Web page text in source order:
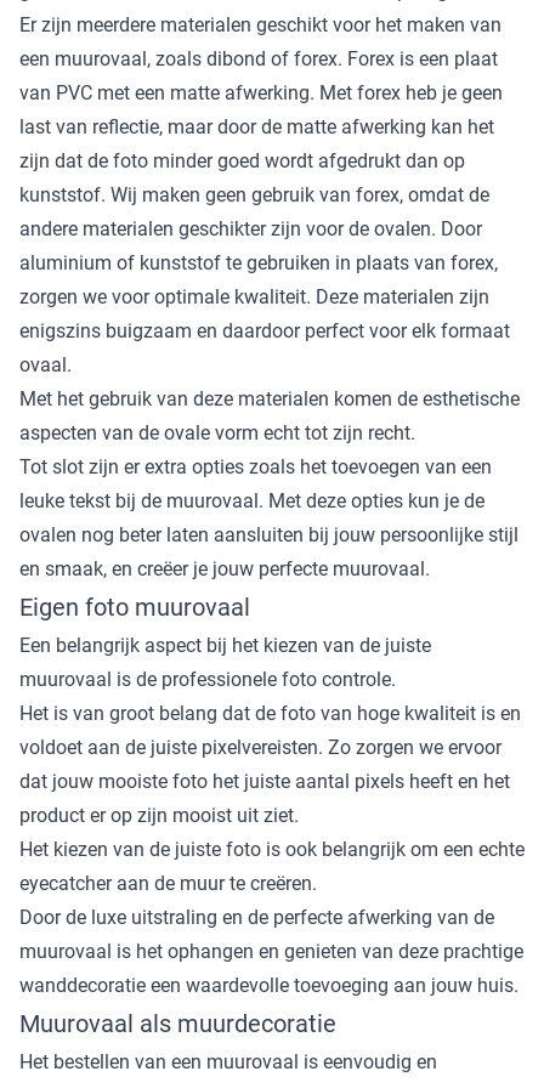
Er zijn meerdere materialen geschikt voor het maken van
een muurovaal, zoals dibond of forex. Forex is een plaat
van PVC met een matte afwerking. Met forex heb je geen
last van reflectie, maar door de matte afwerking kan het
zijn dat de foto minder goed wordt afgedrukt dan op
kunststof. Wij maken geen gebruik van forex, omdat de
andere materialen geschikter zijn voor de ovalen. Door
aluminium of kunststof te gebruiken in plaats van forex,
zorgen we voor optimale kwaliteit. Deze materialen zijn
enigszins buigzaam en daardoor perfect voor elk formaat
ovaal.
Met het gebruik van deze materialen komen de esthetische
aspecten van de ovale vorm echt tot zijn recht.
Tot slot zijn er extra opties zoals het toevoegen van een
leuke tekst bij de muurovaal. Met deze opties kun je de
ovalen nog beter laten aansluiten bij jouw persoonlijke stijl
en smaak, en creëer je jouw perfecte muurovaal.
Eigen foto muurovaal
Een belangrijk aspect bij het kiezen van de juiste
muurovaal is de professionele foto controle.
Het is van groot belang dat de foto van hoge kwaliteit is en
voldoet aan de juiste pixelvereisten. Zo zorgen we ervoor
dat jouw mooiste foto het juiste aantal pixels heeft en het
product er op zijn mooist uit ziet.
Het kiezen van de juiste foto is ook belangrijk om een echte
eyecatcher aan de muur te creëren.
Door de luxe uitstraling en de perfecte afwerking van de
muurovaal is het ophangen en genieten van deze prachtige
wanddecoratie een waardevolle toevoeging aan jouw huis.
Muurovaal als muurdecoratie
Het bestellen van een muurovaal is eenvoudig en